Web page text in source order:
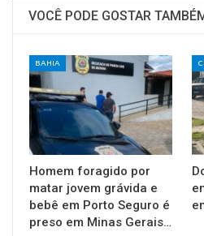
VOCÊ PODE GOSTAR
BAHIA
Homem foragido por
matar jovem grávida e
bebê em Porto Seguro é
preso em Minas Gerais…